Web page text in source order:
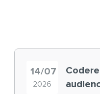
14/07
2026